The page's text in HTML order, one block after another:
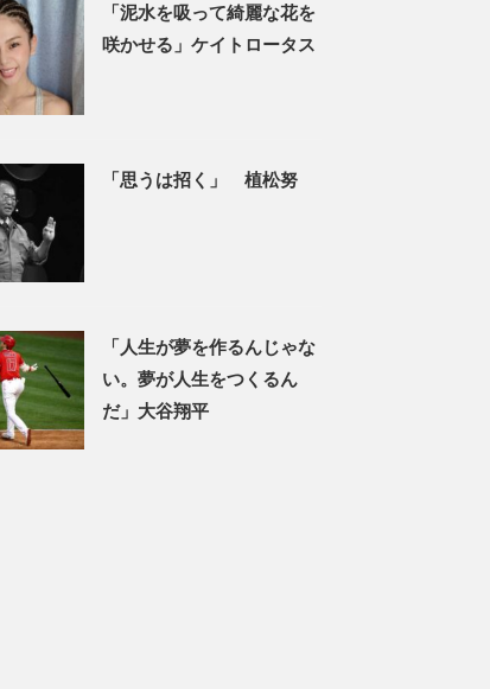
「泥水を吸って綺麗な花を
咲かせる」ケイトロータス
「思うは招く」 植松努
「人生が夢を作るんじゃな
い。夢が人生をつくるん
だ」大谷翔平